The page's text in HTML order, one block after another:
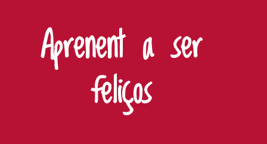
Aprenent a ser
feliços